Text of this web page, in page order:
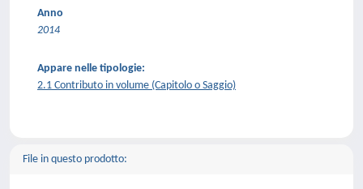
Anno
2014
Appare nelle tipologie:
2.1 Contributo in volume (Capitolo o Saggio)
File in questo prodotto: